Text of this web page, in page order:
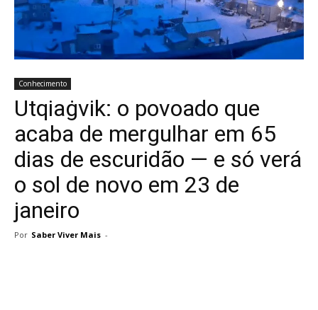
Conhecimento
Utqiaġvik: o povoado que
acaba de mergulhar em 65
dias de escuridão — e só verá
o sol de novo em 23 de
janeiro
Por Saber Viver Mais -